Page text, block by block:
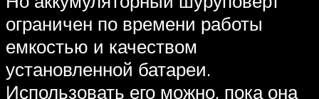
ограничен по времени работы
емкостью и качеством
установленной батареи.
Использовать его можно, пока она